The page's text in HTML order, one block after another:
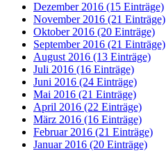
Dezember 2016 (15 Einträge)
November 2016 (21 Einträge)
Oktober 2016 (20 Einträge)
September 2016 (21 Einträge)
August 2016 (13 Einträge)
Juli 2016 (16 Einträge)
Juni 2016 (24 Einträge)
Mai 2016 (21 Einträge)
April 2016 (22 Einträge)
März 2016 (16 Einträge)
Februar 2016 (21 Einträge)
Januar 2016 (20 Einträge)